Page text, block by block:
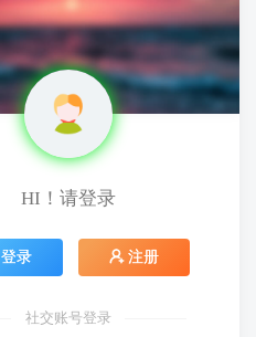
HI！请登录
登录 注册
社交账号登录
HI！请登录
登录 注册
社交账号登录